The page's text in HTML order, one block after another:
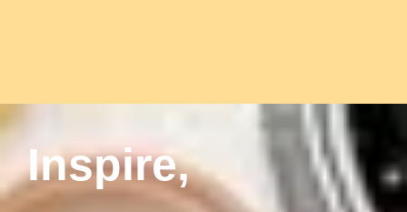
Inspire,